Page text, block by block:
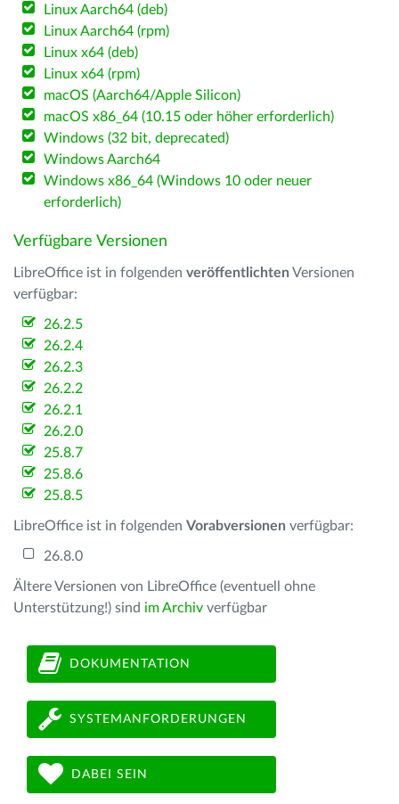
Linux Aarch64 (deb)
Linux Aarch64 (rpm)
Linux x64 (deb)
Linux x64 (rpm)
macOS (Aarch64/Apple Silicon)
macOS x86_64 (10.15 oder höher erforderlich)
Windows (32 bit, deprecated)
Windows Aarch64
Windows x86_64 (Windows 10 oder neuer
erforderlich)
Verfügbare Versionen
LibreOffice ist in folgenden veröffentlichten Versionen
verfügbar:
26.2.5
26.2.4
26.2.3
26.2.2
26.2.1
26.2.0
25.8.7
25.8.6
25.8.5
LibreOffice ist in folgenden Vorabversionen verfügbar:
26.8.0
Ältere Versionen von LibreOffice (eventuell ohne
Unterstützung!) sind im Archiv verfügbar
DOKUMENTATION
SYSTEMANFORDERUNGEN
DABEI SEIN